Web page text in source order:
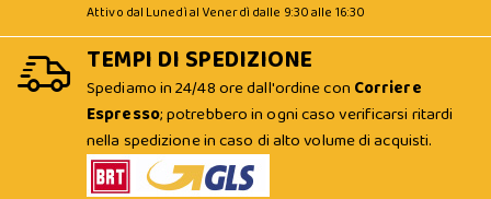
Attivo dal Lunedì al Venerdì dalle 9:30 alle 16:30
TEMPI DI SPEDIZIONE
Spediamo in 24/48 ore dall'ordine con Corriere
Espresso; potrebbero in ogni caso verificarsi ritardi
nella spedizione in caso di alto volume di acquisti.